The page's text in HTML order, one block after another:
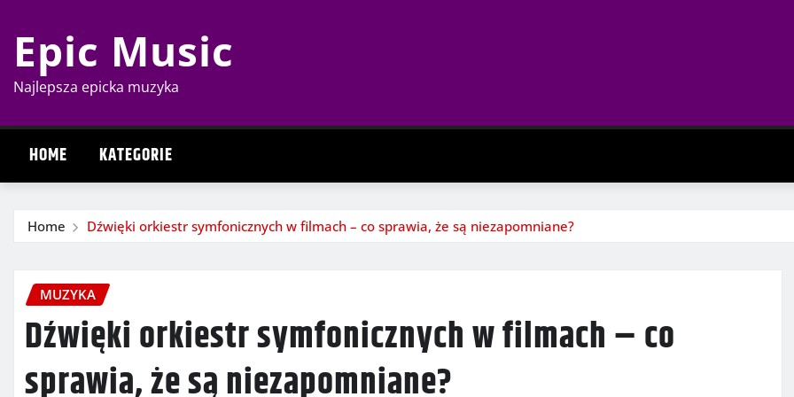
content
Epic Music
Najlepsza epicka muzyka
HOME KATEGORIE
Home Dźwięki orkiestr symfonicznych w filmach – co sprawia, że są niezapomniane?
MUZYKA
Dźwięki orkiestr symfonicznych w filmach – co
sprawia, że są niezapomniane?